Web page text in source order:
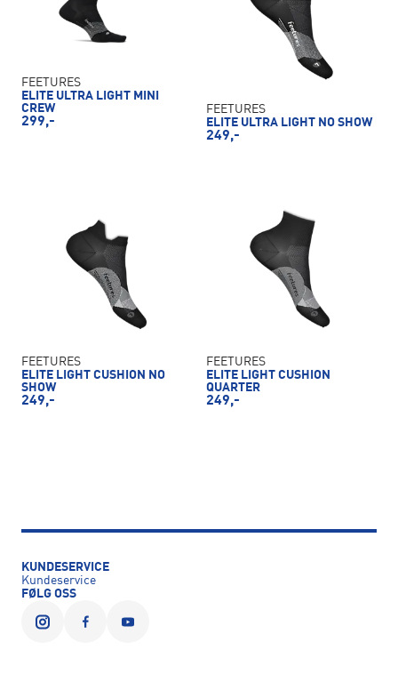
FEETURES
ELITE ULTRA LIGHT MINI
CREW
299,-
FEETURES
ELITE ULTRA LIGHT NO SHOW
249,-
FEETURES
ELITE LIGHT CUSHION NO
SHOW
249,-
FEETURES
ELITE LIGHT CUSHION
QUARTER
249,-
KUNDESERVICE
Kundeservice
FØLG OSS